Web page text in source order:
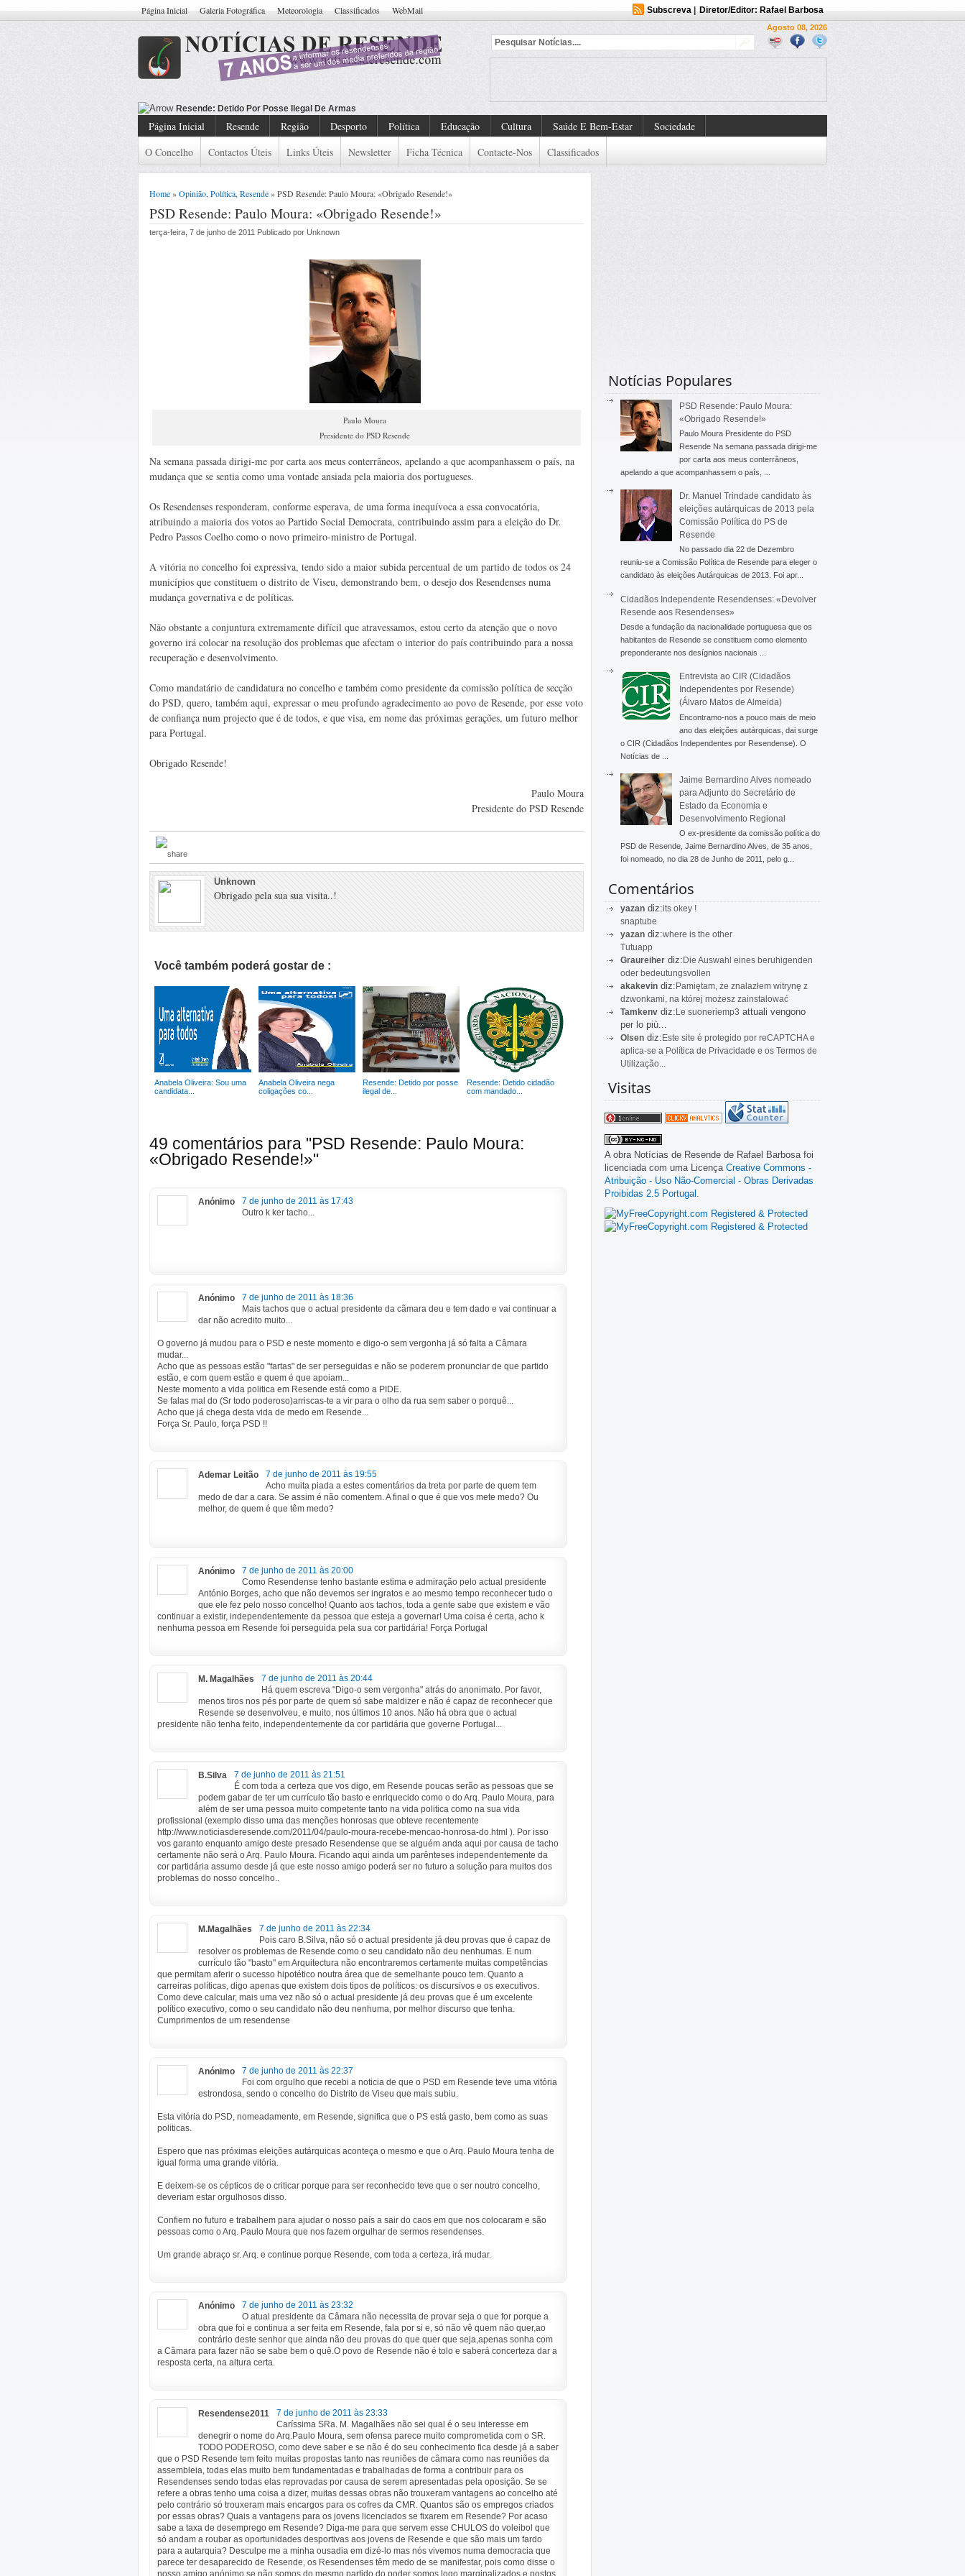
Página Inicial Galeria Fotográfica Meteorologia Classificados WebMail Subscreva| Diretor/Editor: Rafael Barbosa
Agosto 08, 2026
Resende: Detido Cidadão Com M
Página Inicial Resende Região Desporto Política Educação Cultura Saúde E Bem-Estar
Sociedade
O Concelho
Contactos Úteis Links Úteis Newsletter Ficha Técnica Contacte-Nos Classificados
Home»Opinião Política Resende» PSD Resende: Paulo Moura: «Obrigado Resende!»
PSD Resende: Paulo Moura: «Obrigado Resende!»
terça-feira, 7 de junho de 2011 Publicado por Unknown
Paulo Moura
Presidente do PSD Resende
Na semana passada dirigi-me por carta aos meus conterrâneos, apelando a que acompanhassem o país, na
mudança que se sentia como uma vontade ansiada pela maioria dos portugueses.
Os Resendenses responderam, conforme esperava, de uma forma inequívoca a essa convocatória,
atribuindo a maioria dos votos ao Partido Social Democrata, contribuindo assim para a eleição do Dr.
Pedro Passos Coelho como o novo primeiro-ministro de Portugal.
A vitória no concelho foi expressiva, tendo sido a maior subida percentual de um partido de todos os 24
municípios que constituem o distrito de Viseu, demonstrando bem, o desejo dos Resendenses numa
mudança governativa e de políticas.
Não obstante a conjuntura extremamente difícil que atravessamos, estou certo da atenção que o novo
governo irá colocar na resolução dos problemas que afectam o interior do país contribuindo para a nossa
recuperação e desenvolvimento.
Como mandatário de candidatura no concelho e também como presidente da comissão política de secção
do PSD, quero, também aqui, expressar o meu profundo agradecimento ao povo de Resende, por esse voto
de confiança num projecto que é de todos, e que visa, em nome das próximas gerações, um futuro melhor
para Portugal.
Obrigado Resende!
Paulo Moura
Presidente do PSD Resende
Unknown
Obrigado pela sua sua visita..!
Você também poderá gostar de :
Anabela Oliveira: Sou uma
candidata...
Anabela Oliveira nega
coligações co...
Resende: Detido por posse
ilegal de...
Resende: Detido cidadão
com mandado...
49 comentários para "PSD Resende: Paulo Moura:
«Obrigado Resende!»"
Anónimo
7 de junho de 2011 às 17:43
Outro k ker tacho...
Anónimo
7 de junho de 2011 às 18:36
Mais tachos que o actual presidente da cãmara deu e tem dado e vai continuar a
dar não acredito muito...
O governo já mudou para o PSD e neste momento e digo-o sem vergonha já só falta a Câmara
mudar...
Acho que as pessoas estão "fartas" de ser perseguidas e não se poderem pronunciar de que partido
estão, e com quem estão e quem é que apoiam...
Neste momento a vida politica em Resende está como a PIDE.
Se falas mal do (Sr todo poderoso)arriscas-te a vir para o olho da rua sem saber o porquê...
Acho que já chega desta vida de medo em Resende...
Força Sr. Paulo, força PSD !!
Ademar Leitão
7 de junho de 2011 às 19:55
Acho muita piada a estes comentários da treta por parte de quem tem
medo de dar a cara. Se assim é não comentem. A final o que é que vos mete medo? Ou
melhor, de quem é que têm medo?
Anónimo
7 de junho de 2011 às 20:00
Como Resendense tenho bastante estima e admiração pelo actual presidente
António Borges, acho que não devemos ser ingratos e ao mesmo tempo reconhecer tudo o
que ele fez pelo nosso concelho! Quanto aos tachos, toda a gente sabe que existem e vão
continuar a existir, independentemente da pessoa que esteja a governar! Uma coisa é certa, acho k
nenhuma pessoa em Resende foi perseguida pela sua cor partidária! Força Portugal
M. Magalhães
7 de junho de 2011 às 20:44
Há quem escreva "Digo-o sem vergonha" atrás do anonimato. Por favor,
menos tiros nos pés por parte de quem só sabe maldizer e não é capaz de reconhecer que
Resende se desenvolveu, e muito, nos últimos 10 anos. Não há obra que o actual
presidente não tenha feito, independentemente da cor partidária que governe Portugal...
B.Silva
7 de junho de 2011 às 21:51
É com toda a certeza que vos digo, em Resende poucas serão as pessoas que se
podem gabar de ter um currículo tão basto e enriquecido como o do Arq. Paulo Moura, para
além de ser uma pessoa muito competente tanto na vida politica como na sua vida
profissional (exemplo disso uma das menções honrosas que obteve recentemente
http://www.noticiasderesende.com/2011/04/paulo-moura-recebe-mencao-honrosa-do.html ). Por isso
vos garanto enquanto amigo deste presado Resendense que se alguém anda aqui por causa de tacho
certamente não será o Arq. Paulo Moura. Ficando aqui ainda um parênteses independentemente da
cor partidária assumo desde já que este nosso amigo poderá ser no futuro a solução para muitos dos
problemas do nosso concelho..
M.Magalhães
7 de junho de 2011 às 22:34
Pois caro B.Silva, não só o actual presidente já deu provas que é capaz de
resolver os problemas de Resende como o seu candidato não deu nenhumas. E num
currículo tão "basto" em Arquitectura não encontraremos certamente muitas competências
que permitam aferir o sucesso hipotético noutra área que de semelhante pouco tem. Quanto a
carreiras políticas, digo apenas que existem dois tipos de políticos: os discursivos e os executivos.
Como deve calcular, mais uma vez não só o actual presidente já deu provas que é um excelente
político executivo, como o seu candidato não deu nenhuma, por melhor discurso que tenha.
Cumprimentos de um resendense
Anónimo
7 de junho de 2011 às 22:37
Foi com orgulho que recebi a noticia de que o PSD em Resende teve uma vitória
estrondosa, sendo o concelho do Distrito de Viseu que mais subiu.
Esta vitória do PSD, nomeadamente, em Resende, significa que o PS está gasto, bem como as suas
politicas.
Espero que nas próximas eleições autárquicas aconteça o mesmo e que o Arq. Paulo Moura tenha de
igual forma uma grande vitória.
E deixem-se os cépticos de o criticar porque para ser reconhecido teve que o ser noutro concelho,
deveriam estar orgulhosos disso.
Confiem no futuro e trabalhem para ajudar o nosso país a sair do caos em que nos colocaram e são
pessoas como o Arq. Paulo Moura que nos fazem orgulhar de sermos resendenses.
Um grande abraço sr. Arq. e continue porque Resende, com toda a certeza, irá mudar.
Anónimo
7 de junho de 2011 às 23:32
O atual presidente da Câmara não necessita de provar seja o que for porque a
obra que foi e continua a ser feita em Resende, fala por si e, só não vê quem não quer,ao
contrário deste senhor que ainda não deu provas do que quer que seja,apenas sonha com
a Câmara para fazer não se sabe bem o quê.O povo de Resende não é tolo e saberá concerteza dar a
resposta certa, na altura certa.
Resendense2011
7 de junho de 2011 às 23:33
Caríssima SRa. M. Magalhães não sei qual é o seu interesse em
denegrir o nome do Arq.Paulo Moura, sem ofensa parece muito comprometida com o SR.
TODO PODEROSO, como deve saber e se não é do seu conhecimento fica desde já a saber
que o PSD Resende tem feito muitas propostas tanto nas reuniões de câmara como nas reuniões da
assembleia, todas elas muito bem fundamentadas e trabalhadas de forma a contribuir para os
Resendenses sendo todas elas reprovadas por causa de serem apresentadas pela oposição. Se se
refere a obras tenho uma coisa a dizer, muitas dessas obras não trouxeram vantagens ao concelho até
pelo contrário só trouxeram mais encargos para os cofres da CMR. Quantos são os empregos criados
por essas obras? Quais a vantagens para os jovens licenciados se fixarem em Resende? Por acaso
sabe a taxa de desemprego em Resende? Diga-me para que servem esse CHULOS do voleibol que
só andam a roubar as oportunidades desportivas aos jovens de Resende e que são mais um fardo
para a autarquia? Desculpe me a minha ousadia em dizé-lo mas nós vivemos numa democracia que
parece ter desaparecido de Resende, os Resendenses têm medo de se manifestar, pois como disse o
nosso amigo anónimo se não somos do mesmo partido do poder somos logo marginalizados e postos
Notícias Populares
PSD Resende: Paulo Moura:
«Obrigado Resende!»
Paulo Moura Presidente do PSD
Resende Na semana passada dirigi-me
por carta aos meus conterrâneos,
apelando a que acompanhassem o país, ...
Dr. Manuel Trindade candidato às
eleições autárquicas de 2013 pela
Comissão Política do PS de
Resende
No passado dia 22 de Dezembro
reuniu-se a Comissão Política de Resende para eleger o
candidato às eleições Autárquicas de 2013. Foi apr...
Cidadãos Independente Resendenses: «Devolver
Resende aos Resendenses»
Desde a fundação da nacionalidade portuguesa que os
habitantes de Resende se constituem como elemento
preponderante nos desígnios nacionais ...
Entrevista ao CIR (Cidadãos
Independentes por Resende)
(Álvaro Matos de Almeida)
Encontramo-nos a pouco mais de meio
ano das eleições autárquicas, dai surge
o CIR (Cidadãos Independentes por Resendense). O
Notícias de ...
Jaime Bernardino Alves nomeado
para Adjunto do Secretário de
Estado da Economia e
Desenvolvimento Regional
O ex-presidente da comissão política do
PSD de Resende, Jaime Bernardino Alves, de 35 anos,
foi nomeado, no dia 28 de Junho de 2011, pelo g...
Comentários
yazan diz:its okey !
snaptube
yazan diz:where is the other
Tutuapp
Graureiher diz:Die Auswahl eines beruhigenden
oder bedeutungsvollen
akakevin diz:Pamiętam, że znalazłem witrynę z
dzwonkami, na której możesz zainstalować
Tamkenv diz:Le suoneriemp3 attuali vengono
per lo più...
Olsen diz:Este site é protegido por reCAPTCHA e
aplica-se a Política de Privacidade e os Termos de
Utilização...
Visitas
A obra Notícias de Resende de Rafael Barbosa foi
licenciada com uma Licença Creative Commons -
Atribuição - Uso Não-Comercial - Obras Derivadas
Proibidas 2.5 Portugal